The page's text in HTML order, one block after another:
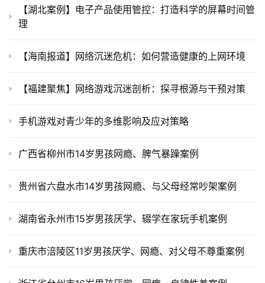
【湖北案例】电子产品使用管控：打造科学的屏幕时间管
理
【海南报道】网络沉迷危机：如何营造健康的上网环境
【福建聚焦】网络游戏沉迷剖析：探寻根源与干预对策
手机游戏对青少年的多维影响及应对策略
广西省柳州市14岁男孩网瘾、脾气暴躁案例
贵州省六盘水市14岁男孩网瘾、与父母经常吵架案例
湖南省永州市15岁男孩厌学、辍学在家玩手机案例
重庆市涪陵区11岁男孩厌学、网瘾、对父母不尊重案例